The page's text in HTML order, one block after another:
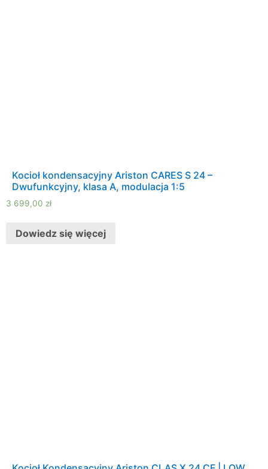
Kocioł kondensacyjny Ariston CARES S 24 –
Dwufunkcyjny, klasa A, modulacja 1:5
3 699,00 zł
Dowiedz się więcej